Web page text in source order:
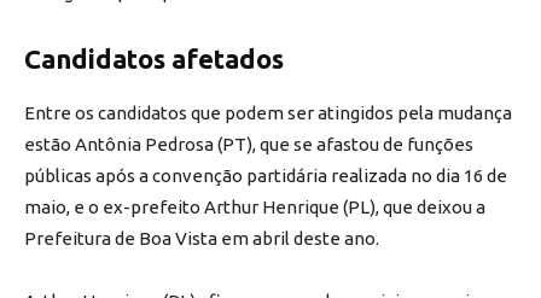
Candidatos afetados
Entre os candidatos que podem ser atingidos pela mudança
estão Antônia Pedrosa (PT), que se afastou de funções
públicas após a convenção partidária realizada no dia 16 de
maio, e o ex-prefeito Arthur Henrique (PL), que deixou a
Prefeitura de Boa Vista em abril deste ano.